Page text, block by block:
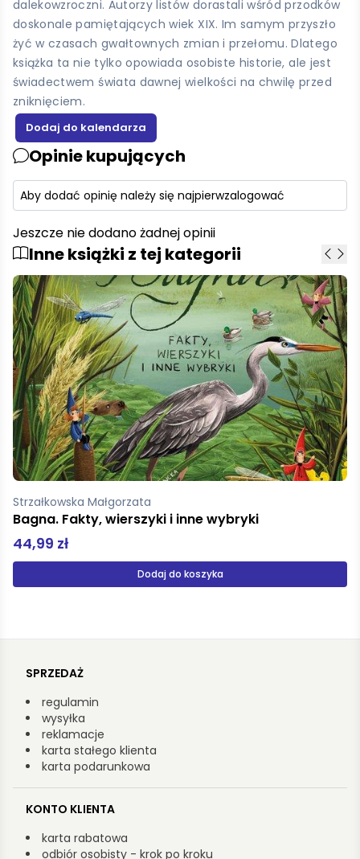
dalekowzroczni. Autorzy listów dorastali wśród przodków
doskonale pamiętających wiek XIX. Im samym przyszło
żyć w czasach gwałtownych zmian i przełomu. Dlatego
książka ta nie tylko opowiada osobiste historie, ale jest
świadectwem świata dawnej wielkości na chwilę przed
zniknięciem.
Opinie kupujących
Aby dodać opinię należy się najpierwzalogować
Jeszcze nie dodano żadnej opinii
Inne książki z tej kategorii
Widmark Martin
Święta w Valleby Niespodziewane prezenty
39,90 zł
Produkt niedostępny
SPRZEDAŻ
regulamin
wysyłka
reklamacje
karta stałego klienta
karta podarunkowa
KONTO KLIENTA
karta rabatowa
odbiór osobisty - krok po kroku